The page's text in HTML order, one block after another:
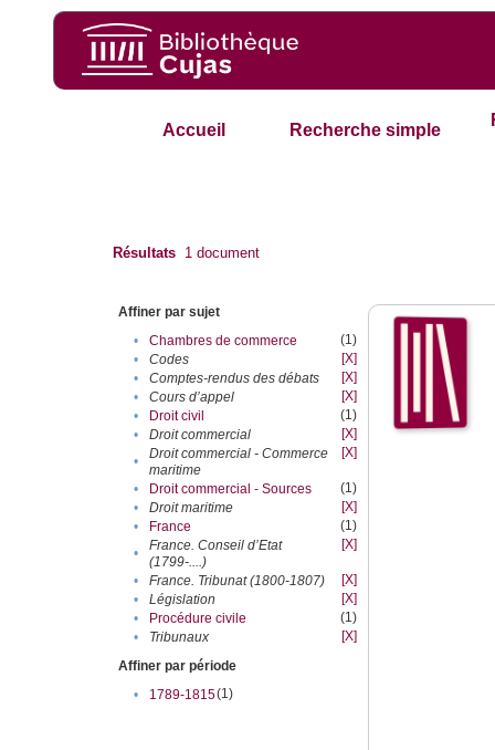
Accueil Recherche simple
Résultats 1 document
Affiner par sujet
•
Chambres de commerce
(1)
•
Codes
[X]
•
Comptes-rendus des débats
[X]
•
Cours d’appel
[X]
•
Droit civil
(1)
•
Droit commercial
[X]
•
Droit commercial - Commerce
maritime
[X]
• Droit commercial - Sources
(1)
•
Droit maritime
[X]
•
France
(1)
•
France. Conseil d’Etat
(1799-....)
[X]
• France. Tribunat (1800-1807)
[X]
•
Législation
[X]
•
Procédure civile
(1)
•
Tribunaux
[X]
Affiner par période
•
1789-1815(1)